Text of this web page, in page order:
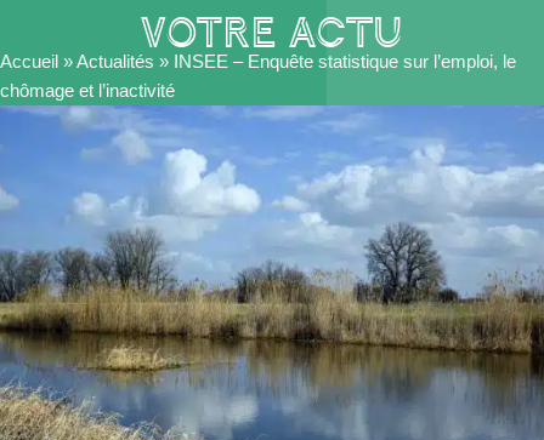
VOTRE actu
Accueil »Actualités » INSEE – Enquête statistique sur l’emploi, le
chômage et l’inactivité